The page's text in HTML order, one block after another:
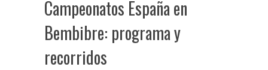
Campeonatos España en
Bembibre: programa y
recorridos